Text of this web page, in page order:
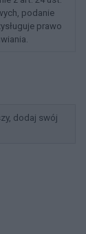
podanie
prawo
dodaj swój